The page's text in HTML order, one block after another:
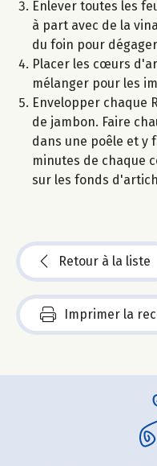
Enlever toutes les
à part avec de la
du foin pour
Placer les cœurs
mélanger pour les
Envelopper chaque
de jambon. Faire
dans une poêle et y
minutes de chaque
sur les fonds
Retour à la liste
Imprimer la